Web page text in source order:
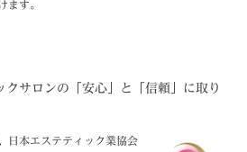
ます。
クサロンの「安心」と「信頼」に取り
日本エステティック業協会